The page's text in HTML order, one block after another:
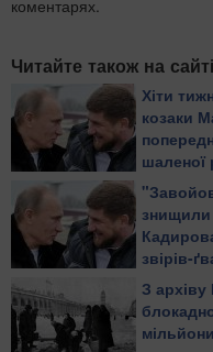
коментарях.
Читайте також на
Хіти
козаки
шаленої
живцем
шматки
знищили
звірів-
З